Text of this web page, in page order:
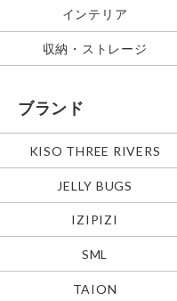
インテリア
収納・ストレージ
ブランド
KISO THREE RIVERS
JELLY BUGS
IZIPIZI
SML
TAION